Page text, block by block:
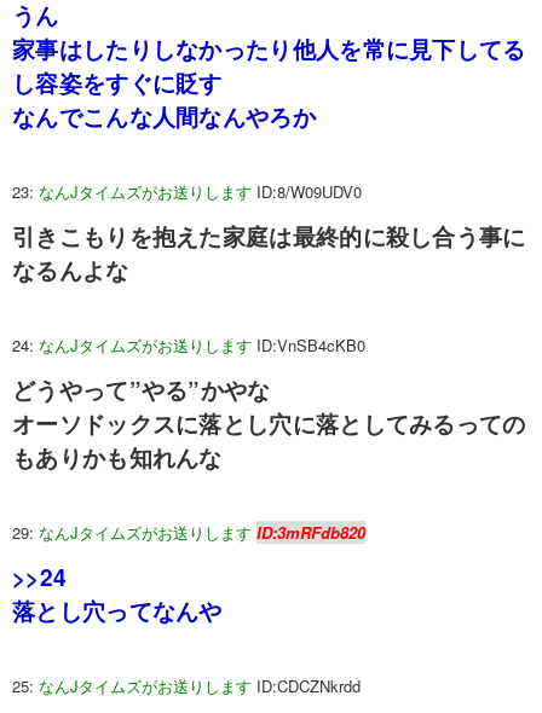
うん
家事はしたりしなかったり他人を常に見下してる
し容姿をすぐに貶す
なんでこんな人間なんやろか
23: なんJタイムズがお送りします ID:8/W09UDV0
引きこもりを抱えた家庭は最終的に殺し合う事に
なるんよな
24: なんJタイムズがお送りします ID:VnSB4cKB0
どうやって”やる”かやな
オーソドックスに落とし穴に落としてみるっての
もありかも知れんな
29: なんJタイムズがお送りします ID:3mRFdb820
>>24
落とし穴ってなんや
25: なんJタイムズがお送りします ID:CDCZNkrdd